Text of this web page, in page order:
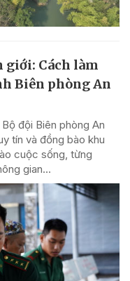
giới: Cách làm
Biên phòng An
đội Biên phòng An
tín và đồng bào khu
cuộc sống, từng
gian...